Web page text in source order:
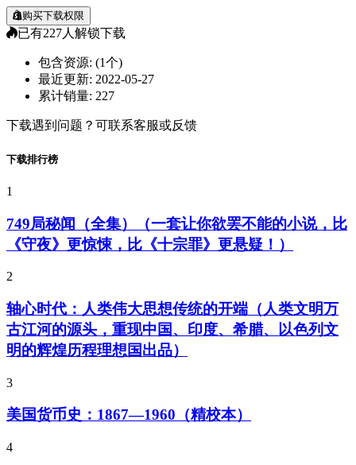
购买下载权限
已有227人解锁下载
包含资源: (1个)
最近更新: 2022-05-27
累计销量: 227
下载遇到问题？可联系客服或反馈
下载排行榜
1
749局秘闻（全集）（一套让你欲罢不能的小说，比
《守夜》更惊悚，比《十宗罪》更悬疑！）
2
轴心时代：人类伟大思想传统的开端（人类文明万
古江河的源头，重现中国、印度、希腊、以色列文
明的辉煌历程理想国出品）
3
美国货币史：1867—1960（精校本）
4